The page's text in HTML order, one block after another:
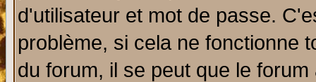
d'utilisateur et mot de passe.
problème, si cela ne fonctionne
du forum, il se peut que le